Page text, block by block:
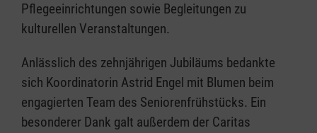
Pflegeeinrichtungen sowie Begleitungen zu
kulturellen Veranstaltungen.
Anlässlich des zehnjährigen Jubiläums bedankte
sich Koordinatorin Astrid Engel mit Blumen beim
engagierten Team des Seniorenfrühstücks. Ein
besonderer Dank galt außerdem der Caritas